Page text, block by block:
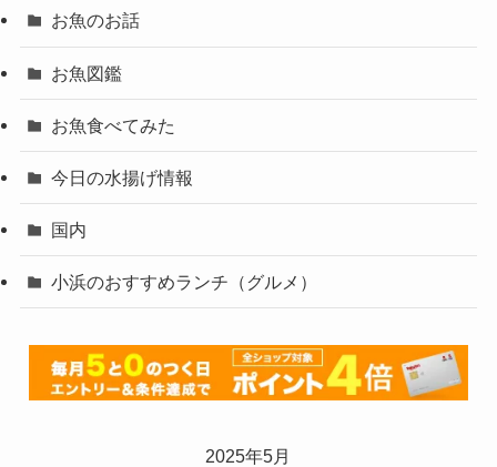
お魚のお話
お魚図鑑
お魚食べてみた
今日の水揚げ情報
国内
小浜のおすすめランチ（グルメ）
2025年5月